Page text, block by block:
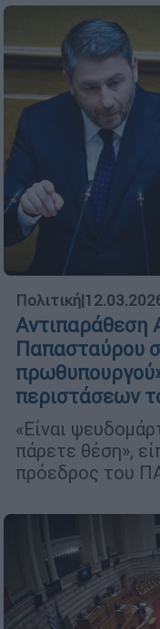
Πολιτική|
Αντιπαράθεση
Παπασταύρου
περιστάσεων
«Είναι
πάρετε θέση»,
πρόεδρος του